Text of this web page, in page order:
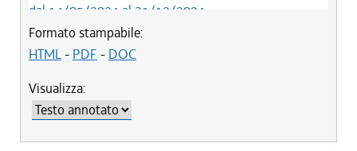
dal 14/05/2024 al 31/12/2024
dal 12/08/2023 al 13/05/2024
dal 05/08/2022 al 11/08/2023
dal 12/08/2021 al 05/11/2021
dal 26/02/2021 al 11/08/2021
dal 02/07/2020 al 25/02/2021
Formato stampabile:
HTML- PDF - DOC
Visualizza: